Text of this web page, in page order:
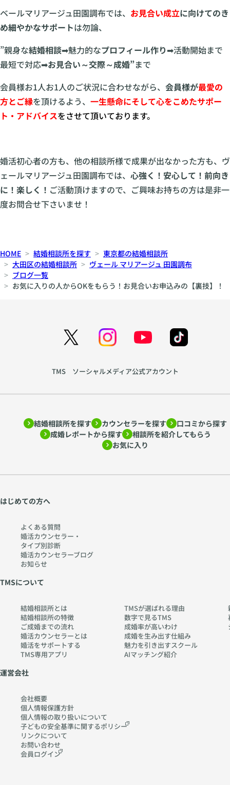
ベールマリアージュ田園調布では、 お見合い成立に向けてのき
め細やかなサポートは勿論、
”親身な結婚相談➡魅力的なプロフィール作り➡活動開始まで
最短で対応➡お見合い～交際～成婚”まで
会員様お1人お1人のご状況に合わせながら、 会員様が最愛の
方とご縁を頂けるよう、 一生懸命にそして心をこめたサポー
ト・アドバイスをさせて頂いております。
婚活初心者の方も、他の相談所様で成果が出なかった方も、ヴ
ェールマリアージュ田園調布では、 心強く！安心して！前向き
に！楽しく！ ご活動頂けますので、ご興味お持ちの方は是非一
度お問合せ下さいませ！
HOME 結婚相談所を探す
東京都の結婚相談所
大田区の結婚相談所
ヴェール マリアージュ 田園調布
ブログ一覧
お気に入りの人からOKをもらう！お見合いお申込みの【裏技】！
TMS ソーシャルメディア公式アカウント
結婚相談所を探す カウンセラーを探す
口コミから探す
成婚レポートから探す
相談所を紹介してもらう
お気に入り
はじめての方へ
よくある質問
婚活カウンセラー・
タイプ別診断
婚活カウンセラーブログ
お知らせ
TMSについて
結婚相談所とは
結婚相談所の特徴
ご成婚までの流れ
婚活カウンセラーとは
婚活をサポートする
TMS専用アプリ
TMSが選ばれる理由
数字で見るTMS
成婚率が高いわけ
成婚を生み出す仕組み
魅力を引き出すスクール
AIマッチング紹介
運営会社
会社概要
個人情報保護方針
個人情報の取り扱いについて
子どもの安全基準に関するポリシー
リンクについて
お問い合わせ
会員ログイン